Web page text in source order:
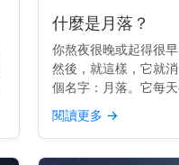
什麼是月落？
你熬夜很晚或起得很
然後，就這樣，它就
個名字：月落。它每
錯過。 重點提示： 月
線以下，就像日落一
原理 地球由西向...
閱讀更多 →